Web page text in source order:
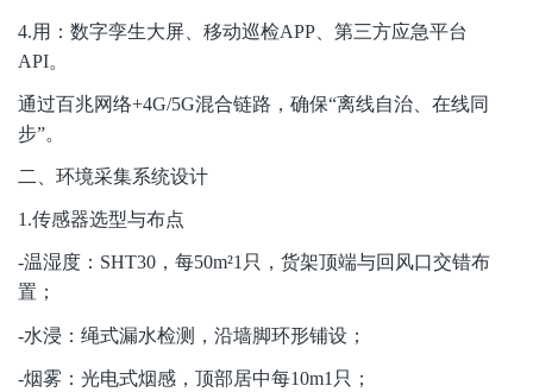
4.用：数字孪生大屏、移动巡检APP、第三方应急平台
API。
通过百兆网络+4G/5G混合链路，确保“离线自治、在线同
步”。
二、环境采集系统设计
1.传感器选型与布点
-温湿度：SHT30，每50m²1只，货架顶端与回风口交错布
置；
-水浸：绳式漏水检测，沿墙脚环形铺设；
-烟雾：光电式烟感，顶部居中每10m1只；